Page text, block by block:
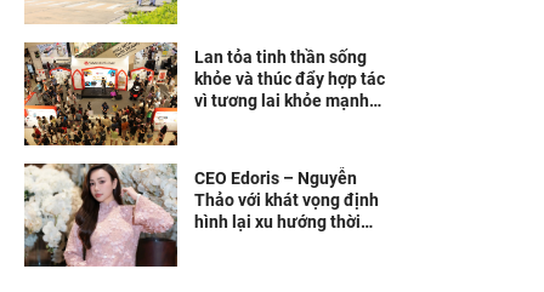
Lan tỏa tinh thần sống
khỏe và thúc đẩy hợp tác
vì tương lai khỏe mạnh
CEO Edoris – Nguyễn
Thảo với khát vọng định
hình lại xu hướng thời